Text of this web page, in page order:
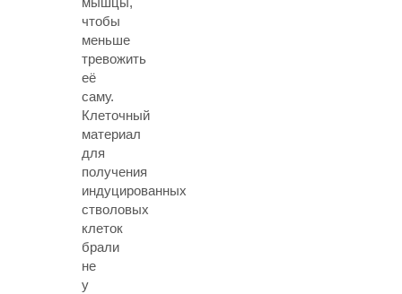
чтобы
меньше
тревожить
её
саму.
Клеточный
материал
для
получения
индуцированных
стволовых
клеток
брали
не
у